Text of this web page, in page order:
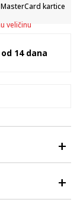
kartice
veličinu
14 dana